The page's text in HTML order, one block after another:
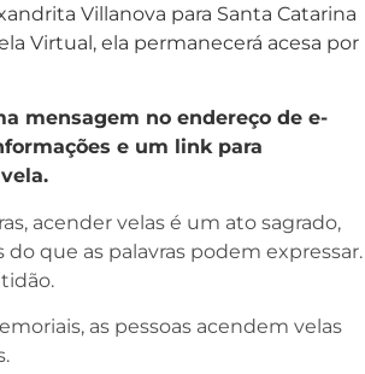
Villanova para Santa Catarina
Virtual, ela permanecerá acesa por
mensagem no endereço de e-
e um link para
acender velas é um ato sagrado,
do que as palavras podem expressar.
as pessoas acendem velas